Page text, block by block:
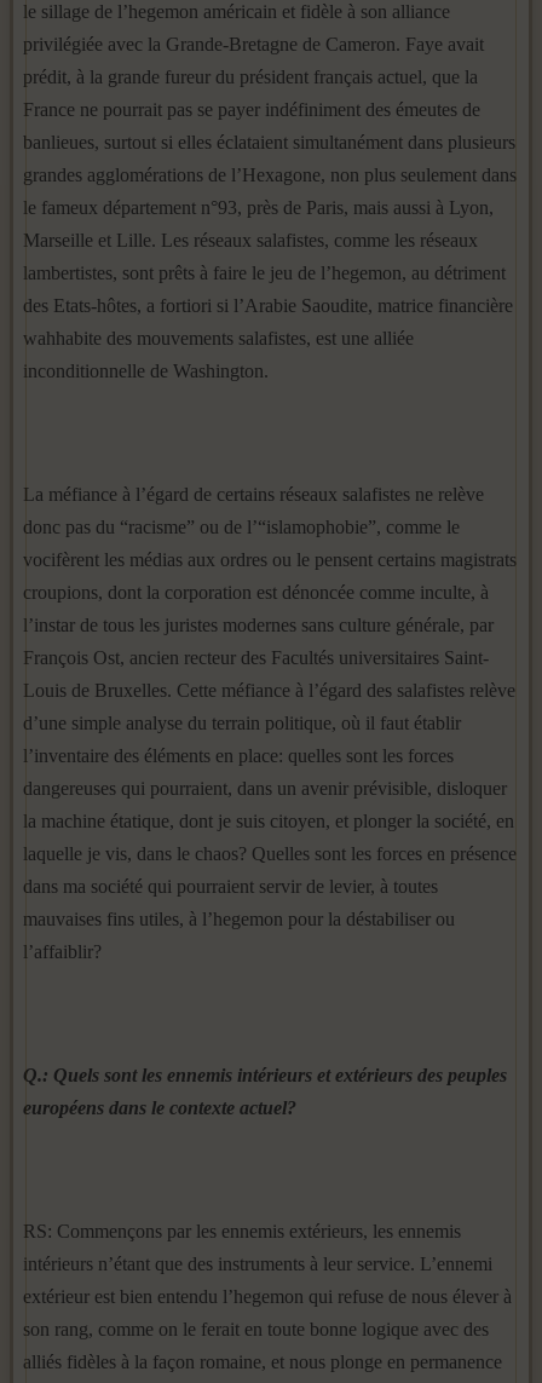
le sillage de l’hegemon américain et fidèle à son alliance
privilégiée avec la Grande-Bretagne de Cameron. Faye avait
prédit, à la grande fureur du président français actuel, que la
France ne pourrait pas se payer indéfiniment des émeutes de
banlieues, surtout si elles éclataient simultanément dans plusieurs
grandes agglomérations de l’Hexagone, non plus seulement dans
le fameux département n°93, près de Paris, mais aussi à Lyon,
Marseille et Lille. Les réseaux salafistes, comme les réseaux
lambertistes, sont prêts à faire le jeu de l’hegemon, au détriment
des Etats-hôtes, a fortiori si l’Arabie Saoudite, matrice financière
wahhabite des mouvements salafistes, est une alliée
inconditionnelle de Washington.
La méfiance à l’égard de certains réseaux salafistes ne relève
donc pas du “racisme” ou de l’“islamophobie”, comme le
vocifèrent les médias aux ordres ou le pensent certains magistrats
croupions, dont la corporation est dénoncée comme inculte, à
l’instar de tous les juristes modernes sans culture générale, par
François Ost, ancien recteur des Facultés universitaires Saint-
Louis de Bruxelles. Cette méfiance à l’égard des salafistes relève
d’une simple analyse du terrain politique, où il faut établir
l’inventaire des éléments en place: quelles sont les forces
dangereuses qui pourraient, dans un avenir prévisible, disloquer
la machine étatique, dont je suis citoyen, et plonger la société, en
laquelle je vis, dans le chaos? Quelles sont les forces en présence
dans ma société qui pourraient servir de levier, à toutes
mauvaises fins utiles, à l’hegemon pour la déstabiliser ou
l’affaiblir?
Q.: Quels sont les ennemis intérieurs et extérieurs des peuples
européens dans le contexte actuel?
RS: Commençons par les ennemis extérieurs, les ennemis
intérieurs n’étant que des instruments à leur service. L’ennemi
extérieur est bien entendu l’hegemon qui refuse de nous élever à
son rang, comme on le ferait en toute bonne logique avec des
alliés fidèles à la façon romaine, et nous plonge en permanence